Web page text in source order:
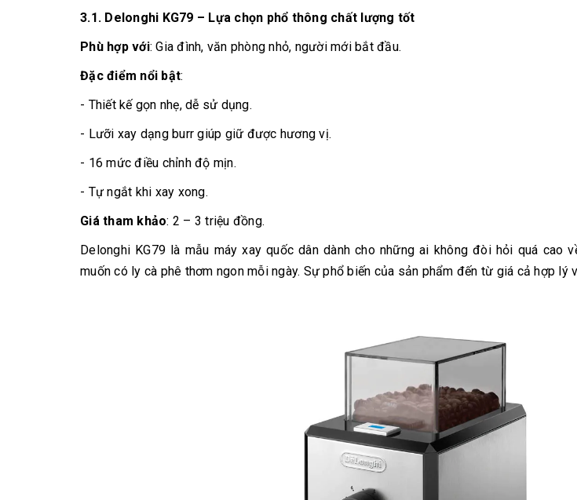
3.1. Delonghi KG79 – Lựa chọn phổ thông chất lượng tốt
Phù hợp với: Gia đình, văn phòng nhỏ, người mới bắt đầu.
Đặc điểm nổi bật:
- Thiết kế gọn nhẹ, dễ sử dụng.
- Lưỡi xay dạng burr giúp giữ được hương vị.
- 16 mức điều chỉnh độ mịn.
- Tự ngắt khi xay xong.
Giá tham khảo: 2 – 3 triệu đồng.
Delonghi KG79 là mẫu máy xay quốc dân dành cho những ai không đòi hỏi quá cao
muốn có ly cà phê thơm ngon mỗi ngày. Sự phổ biến của sản phẩm đến từ giá cả hợp lý